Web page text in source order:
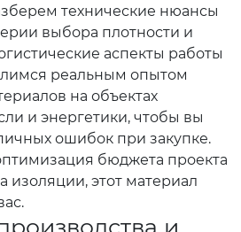
технические нюансы
выбора плотности и
аспекты работы
реальным опытом
на объектах
и энергетики, чтобы вы
ошибок при закупке.
бюджета проекта
изоляции, этот материал
и